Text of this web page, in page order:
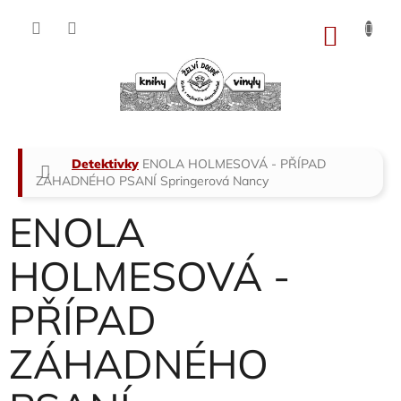
Domů
Detektivky ENOLA HOLMESOVÁ - PŘÍPAD
ZÁHADNÉHO PSANÍ Springerová Nancy
ENOLA
HOLMESOVÁ -
PŘÍPAD
ZÁHADNÉHO